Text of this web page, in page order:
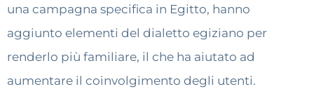
una campagna specifica in Egitto, hanno
aggiunto elementi del dialetto egiziano per
renderlo più familiare, il che ha aiutato ad
aumentare il coinvolgimento degli utenti.